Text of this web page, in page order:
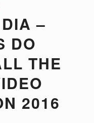
–
DO
THE
2016